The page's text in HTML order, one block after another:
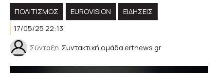
ΠΟΛΙΤΙΣΜΟΣ EUROVISION
ΕΙΔΗΣΕΙΣ
17/05/25 22:13
Σύνταξη Συντακτική ομάδα ertnews.gr